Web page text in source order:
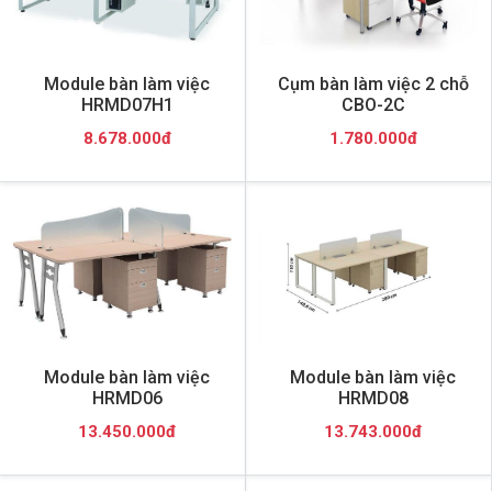
Module bàn làm việc
HRMD07H1
8.678.000đ
Cụm bàn làm việc 2 chỗ
CBO-2C
1.780.000đ
Module bàn làm việc
HRMD06
13.450.000đ
Module bàn làm việc
HRMD08
13.743.000đ